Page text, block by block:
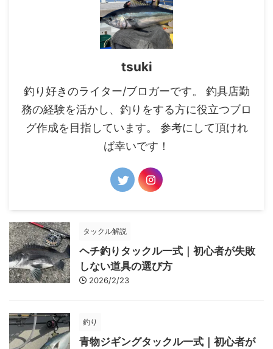
め、ジグをゆっくり観察して食べ
ギと呼ばれるようになりました ...
tsuki
釣り好きのライター/ブロガーです。 釣具店勤
務の経験を活かし、釣りをする方に役立つブロ
グ作成を目指しています。 参考にして頂けれ
ば幸いです！
タックル解説
ヘチ釣りタックル一式｜初心者が失敗
しない道具の選び方
2026/2/23
釣り
青物ジギングタックル一式｜初心者が